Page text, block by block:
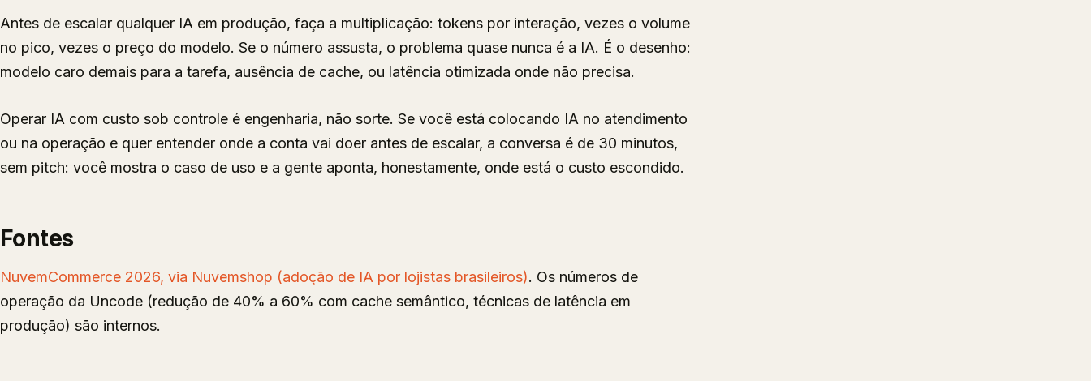
Antes de escalar qualquer IA em produção, faça a multiplicação: tokens por interação, vezes o volume
no pico, vezes o preço do modelo. Se o número assusta, o problema quase nunca é a IA. É o desenho:
modelo caro demais para a tarefa, ausência de cache, ou latência otimizada onde não precisa.
Operar IA com custo sob controle é engenharia, não sorte. Se você está colocando IA no atendimento
ou na operação e quer entender onde a conta vai doer antes de escalar, a conversa é de 30 minutos,
sem pitch: você mostra o caso de uso e a gente aponta, honestamente, onde está o custo escondido.
Fontes
NuvemCommerce 2026, via Nuvemshop (adoção de IA por lojistas brasileiros). Os números de
operação da Uncode (redução de 40% a 60% com cache semântico, técnicas de latência em
produção) são internos.